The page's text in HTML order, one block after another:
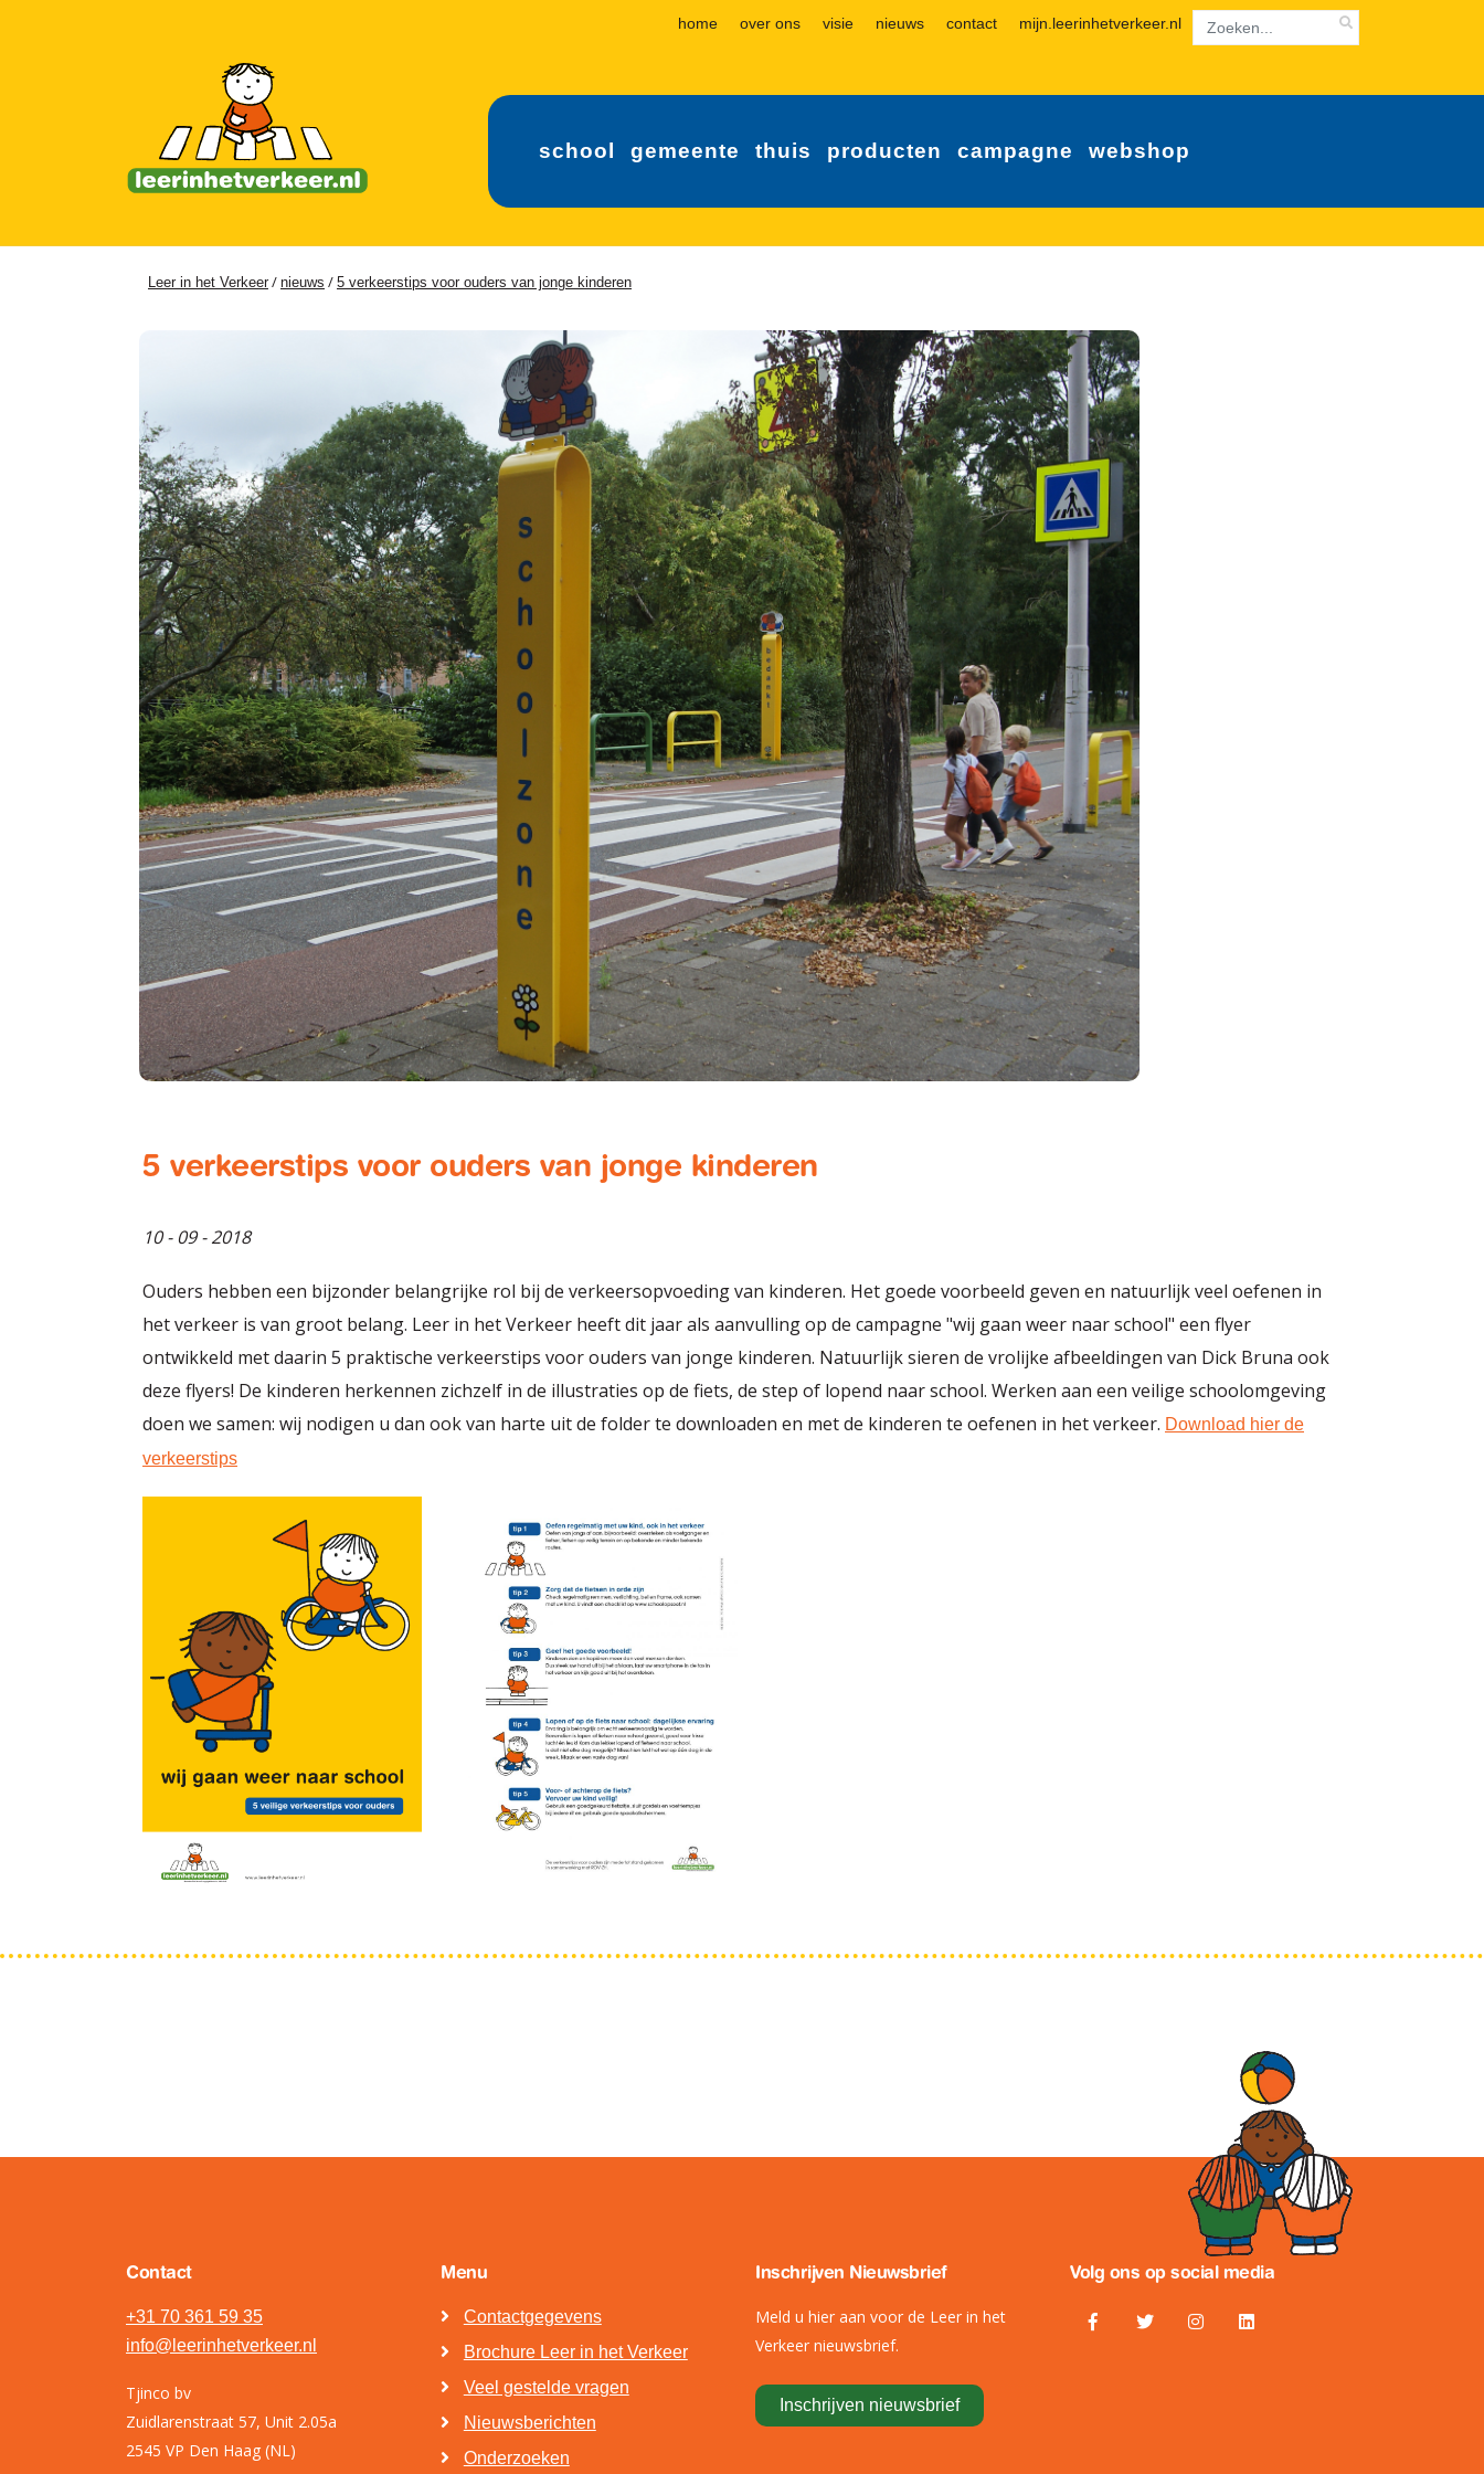
home over ons visie nieuws contact mijn.leerinhetverkeer.nl
school gemeente thuis producten campagne webshop
Leer in het Verkeer / nieuws / 5 verkeerstips voor ouders van jonge kinderen
5 verkeerstips voor ouders van jonge kinderen
10 - 09 - 2018
Ouders hebben een bijzonder belangrijke rol bij de verkeersopvoeding van kinderen. Het goede voorbeeld geven en natuurlijk veel oefenen in
het verkeer is van groot belang. Leer in het Verkeer heeft dit jaar als aanvulling op de campagne "wij gaan weer naar school" een flyer
ontwikkeld met daarin 5 praktische verkeerstips voor ouders van jonge kinderen. Natuurlijk sieren de vrolijke afbeeldingen van Dick Bruna ook
deze flyers! De kinderen herkennen zichzelf in de illustraties op de fiets, de step of lopend naar school. Werken aan een veilige schoolomgeving
doen we samen: wij nodigen u dan ook van harte uit de folder te downloaden en met de kinderen te oefenen in het verkeer. Download hier de
verkeerstips
Contact
+31 70 361 59 35
info@leerinhetverkeer.nl
Tjinco bv
Zuidlarenstraat 57, Unit 2.05a
2545 VP Den Haag (NL)
Menu
Contactgegevens
Brochure Leer in het Verkeer
Veel gestelde vragen
Nieuwsberichten
Onderzoeken
Inschrijven Nieuwsbrief
Meld u hier aan voor de Leer in het
Verkeer nieuwsbrief.
Inschrijven nieuwsbrief
Volg ons op social media